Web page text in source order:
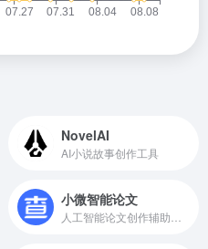
NovelAI
AI小说故事创作工具
小微智能论文